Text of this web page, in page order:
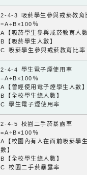
2-4-3 吸菸學生參與戒菸教育
=A÷B×100％
A【吸菸學生參與戒菸教育人
B【吸菸學生人數】
C 吸菸學生參與戒菸教育比率
2-4-4 學生電子煙使用率
=A÷B×100％
A【曾經使用電子煙學生人數
B【全校學生總人數】
C 學生電子煙使用率
2-4-5 校園二手菸暴露率
=A÷B×100％
A【校園內有人在面前吸菸學
數】
B【全校學生總人數】
C 校園二手菸暴露率